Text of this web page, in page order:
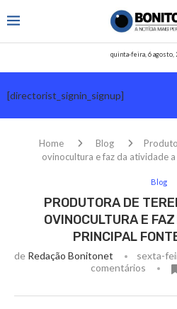
quinta-feira, 6 agosto,
[directorist_signin_signup]
Home Blog
ovinocultura e faz da atividade
Blog
PRODUTORA DE
OVINOCULTURA E
PRINCIPAL
de Redação Bonitonet sexta-
comentários